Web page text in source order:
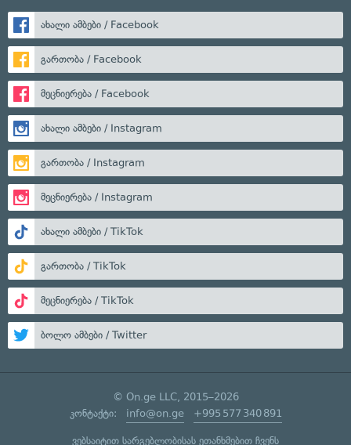
ახალი ამბები / Facebook
გართობა / Facebook
მეცნიერება / Facebook
ახალი ამბები / Instagram
გართობა / Instagram
მეცნიერება / Instagram
ახალი ამბები / TikTok
გართობა / TikTok
მეცნიერება / TikTok
ბოლო ამბები / Twitter
© On.ge LLC, 2015–2026
კონტაქტი: info@on.ge +995 577 340 891
ვებსაიტით სარგებლობისას ეთანხმებით ჩვენს